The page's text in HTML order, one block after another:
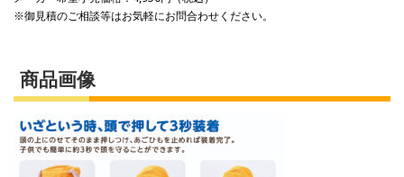
※御見積のご相談等はお気軽にお問合わせください。
商品画像